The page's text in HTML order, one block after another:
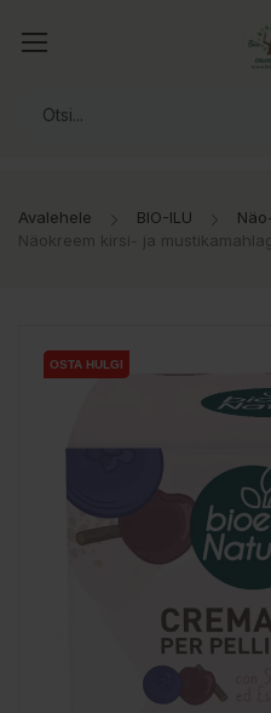
Avalehele BIO-ILU
Näokreem kirsi- ja
OSTA HULGI
OSTA HULGI